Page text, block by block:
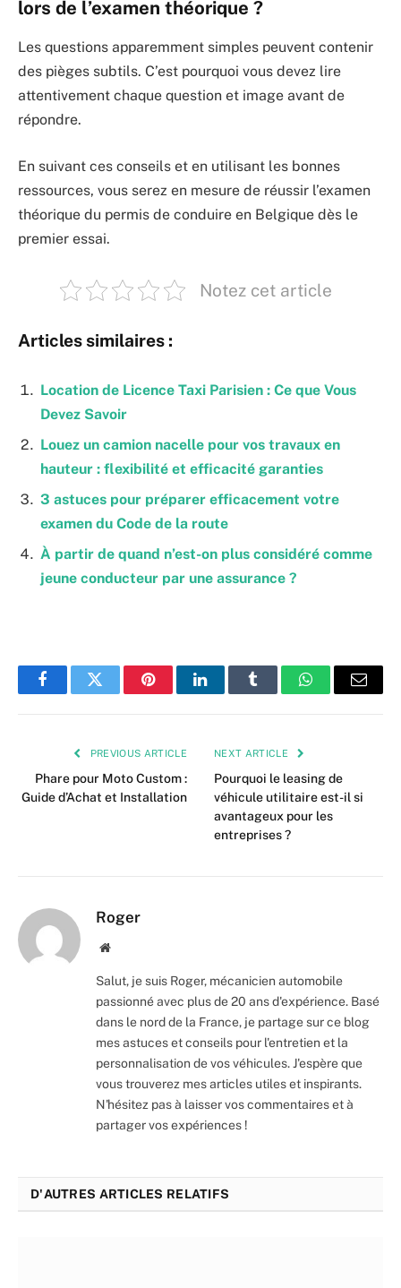
lors de l’examen théorique ?
Les questions apparemment simples peuvent contenir
des pièges subtils. C’est pourquoi vous devez lire
attentivement chaque question et image avant de
répondre.
En suivant ces conseils et en utilisant les bonnes
ressources, vous serez en mesure de réussir l’examen
théorique du permis de conduire en Belgique dès le
premier essai.
Notez cet article
Articles similaires :
Location de Licence Taxi Parisien : Ce que Vous
Devez Savoir
Louez un camion nacelle pour vos travaux en
hauteur : flexibilité et efficacité garanties
3 astuces pour préparer efficacement votre
examen du Code de la route
À partir de quand n’est-on plus considéré comme
jeune conducteur par une assurance ?
FacebookTwitter PinterestLinkedInTumblr WhatsAppEmail
PREVIOUS ARTICLE
Phare pour Moto Custom :
Guide d’Achat et Installation
NEXT ARTICLE
Pourquoi le leasing de
véhicule utilitaire est-il si
avantageux pour les
entreprises ?
Roger
Website
Salut, je suis Roger, mécanicien automobile
passionné avec plus de 20 ans d'expérience. Basé
dans le nord de la France, je partage sur ce blog
mes astuces et conseils pour l'entretien et la
personnalisation de vos véhicules. J'espère que
vous trouverez mes articles utiles et inspirants.
N'hésitez pas à laisser vos commentaires et à
partager vos expériences !
D'AUTRES ARTICLES RELATIFS